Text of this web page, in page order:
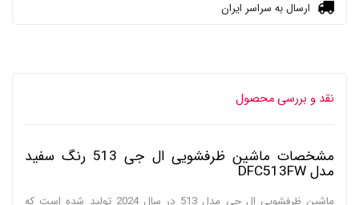
ارسال به سراسر ایران
نقد و بررسی محصول
مشخصات ماشین ظرفشویی ال جی 513 رنگ سفید
مدل DFC513FW
ماشین ظرفشویی ال جی مدل 513 در سال 2024 تولید شده است که